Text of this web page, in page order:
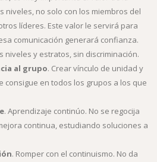
niveles, no solo con los miembros del
líderes. Este valor le servirá para
comunicación generará confianza.
niveles y estratos, sin discriminación.
al grupo. Crear vínculo de unidad y
consigue en todos los grupos a los que
. Aprendizaje continúo. No se regocija
continua, estudiando soluciones a
. Romper con el continuismo. No da